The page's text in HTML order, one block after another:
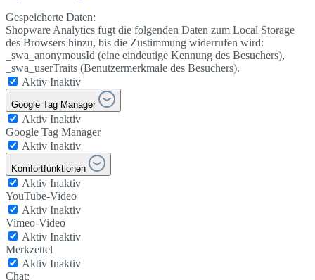
Gespeicherte Daten:
Shopware Analytics fügt die folgenden Daten zum Local Storage
des Browsers hinzu, bis die Zustimmung widerrufen wird:
_swa_anonymousId (eine eindeutige Kennung des Besuchers),
_swa_userTraits (Benutzermerkmale des Besuchers).
Aktiv Inaktiv
Google Tag Manager
Aktiv Inaktiv
Google Tag Manager
Aktiv Inaktiv
Komfortfunktionen
Aktiv Inaktiv
YouTube-Video
Aktiv Inaktiv
Vimeo-Video
Aktiv Inaktiv
Merkzettel
Aktiv Inaktiv
Chat: